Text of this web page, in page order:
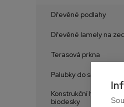
Dřevěné podlahy
Dřevěné lamely na
Terasová prkna
Palubky do sauny
Konstrukční hranoly,
biodesky